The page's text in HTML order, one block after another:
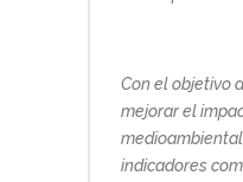
Con el objetivo
mejorar el
indicadores